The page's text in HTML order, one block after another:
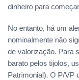
dinheiro para
No entanto, há um
nominalmente não
de valorização. Para
barato pelos tijolos,
Patrimonial). O P/VP